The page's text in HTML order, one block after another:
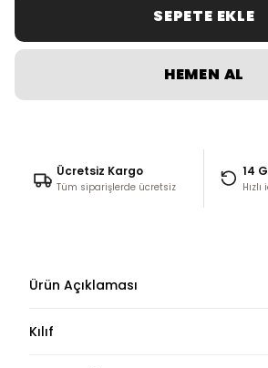
SEPETE EKLE
HEMEN AL
Ücretsiz Kargo
Tüm siparişlerde ücretsiz
14
Ürün Açıklaması
Kılıf